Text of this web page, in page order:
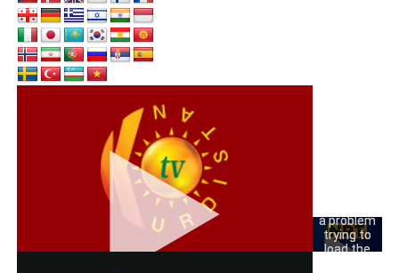
a problem
trying to
load the